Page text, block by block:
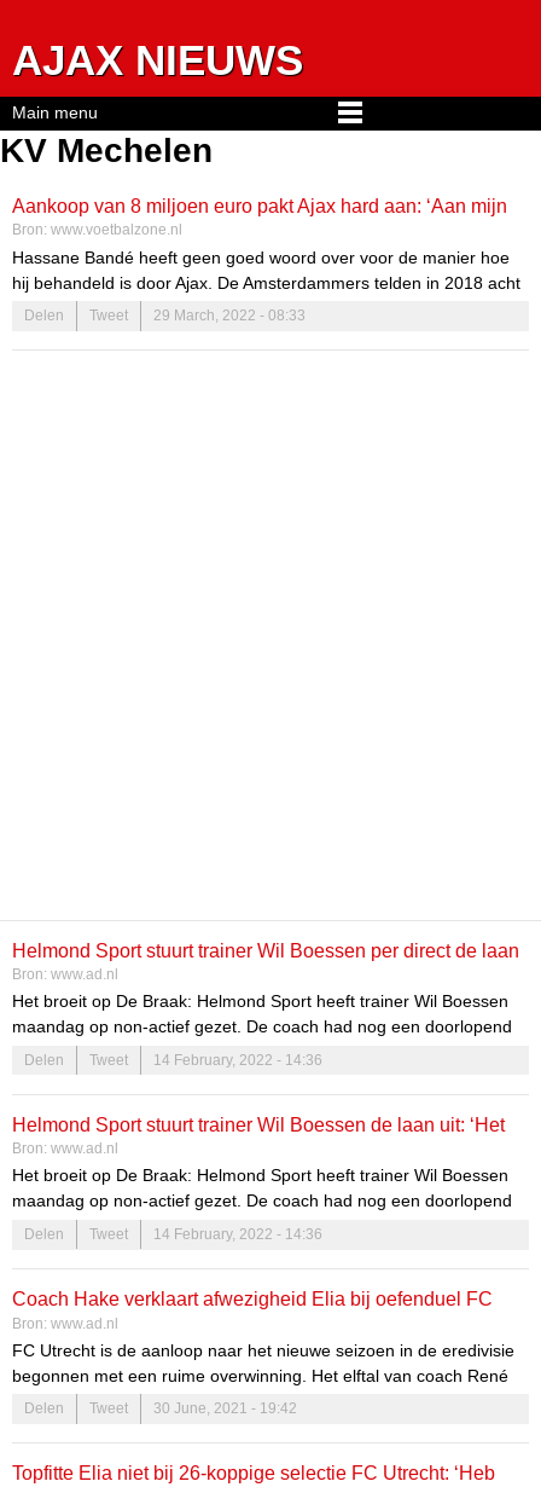
AJAX NIEUWS
KV Mechelen
Aankoop van 8 miljoen euro pakt Ajax hard aan: ‘Aan mijn
lot overgelaten’
Bron: www.voetbalzone.nl
Hassane Bandé heeft geen goed woord over voor de manier hoe
hij behandeld is door Ajax. De Amsterdammers telden in 2018 acht
miljoen euro neer om hem over te nemen van KV Mechelen, maar
na direct een zware blessure te hebben opgelopen kwam hij nooit
Delen Tweet 29 March, 2022 - 08:33
Helmond Sport stuurt trainer Wil Boessen per direct de laan
uit: ‘Het vertrouwen is er niet meer’
Bron: www.ad.nl
Het broeit op De Braak: Helmond Sport heeft trainer Wil Boessen
maandag op non-actief gezet. De coach had nog een doorlopend
contract tot medio 2023, maar wordt per direct vervangen door
Sven Swinnen, een assistent-trainer van samenwerkingspartner KV
Delen Tweet 14 February, 2022 - 14:36
Helmond Sport stuurt trainer Wil Boessen de laan uit: ‘Het
vertrouwen is er niet meer’
Bron: www.ad.nl
Het broeit op De Braak: Helmond Sport heeft trainer Wil Boessen
maandag op non-actief gezet. De coach had nog een doorlopend
contract tot medio 2023, maar wordt per direct vervangen door
Sven Swinnen, een assistent-trainer van samenwerkingspartner KV
Delen Tweet 14 February, 2022 - 14:36
Coach Hake verklaart afwezigheid Elia bij oefenduel FC
Utrecht: ‘Heb andere keuzes gemaakt’
Bron: www.ad.nl
FC Utrecht is de aanloop naar het nieuwe seizoen in de eredivisie
begonnen met een ruime overwinning. Het elftal van coach René
Hake zette KV Mechelen met 7-2 aan de kant. Wat vooral opviel:
het ontbreken van een fitte Eljero Elia.
Delen Tweet 30 June, 2021 - 19:42
Topfitte Elia niet bij 26-koppige selectie FC Utrecht: ‘Heb
Main menu